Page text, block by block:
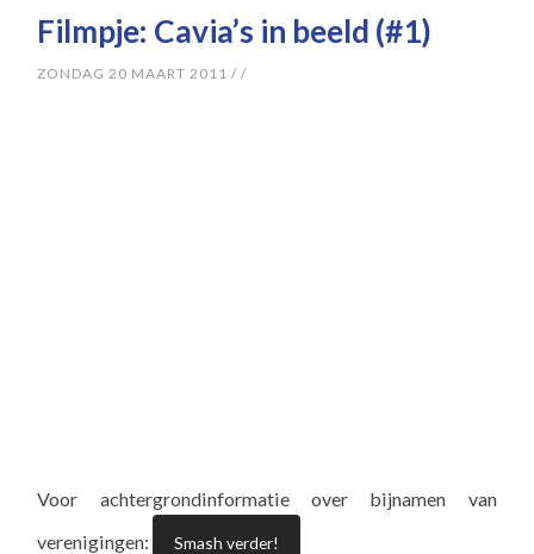
Filmpje: Cavia’s in beeld (#1)
ZONDAG 20 MAART 2011 //
Voor achtergrondinformatie over bijnamen van
verenigingen:
Smash verder!